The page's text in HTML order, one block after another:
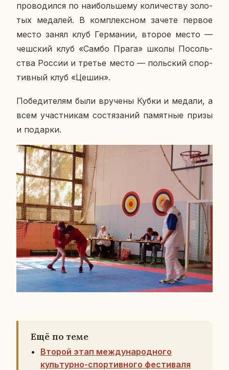
про­во­дил­ся по наи­боль­ше­му ко­ли­че­ству зо­ло­
тых ме­да­лей. В ком­плекс­ном зачете первое
место занял клуб Гер­ма­нии, второе место —
чеш­ский клуб «Самбо Прага» школы По­соль­
ства России и третье место — поль­ский спор­
тив­ный клуб «Цешин».
По­бе­ди­те­лям были вру­че­ны Кубки и медали, а
всем участ­ни­кам со­стя­за­ний па­мят­ные призы
и по­дар­ки.
Ещё по теме
Второй этап международного
культурно-спортивного фестиваля